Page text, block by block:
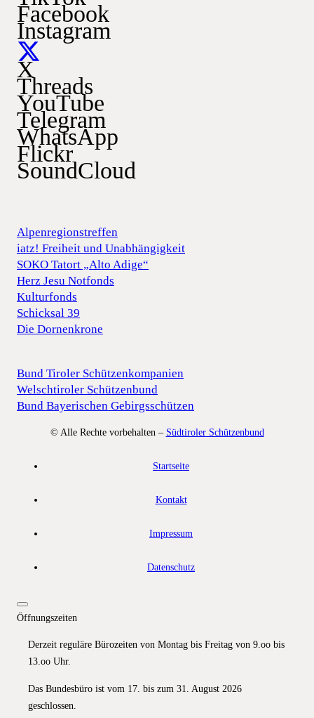
Facebook
Instagram
X
Threads
YouTube
Telegram
WhatsApp
Flickr
SoundCloud
Alpenregionstreffen
iatz! Freiheit und Unabhängigkeit
SOKO Tatort „Alto Adige“
Herz Jesu Notfonds
Kulturfonds
Schicksal 39
Die Dornenkrone
Bund Tiroler Schützenkompanien
Welschtiroler Schützenbund
Bund Bayerischen Gebirgsschützen
© Alle Rechte vorbehalten – Südtiroler Schützenbund
Startseite
Kontakt
Impressum
Datenschutz
Öffnungszeiten
Derzeit reguläre Bürozeiten von Montag bis Freitag von 9.oo bis
13.oo Uhr.
Das Bundesbüro ist vom 17. bis zum 31. August 2026
geschlossen.